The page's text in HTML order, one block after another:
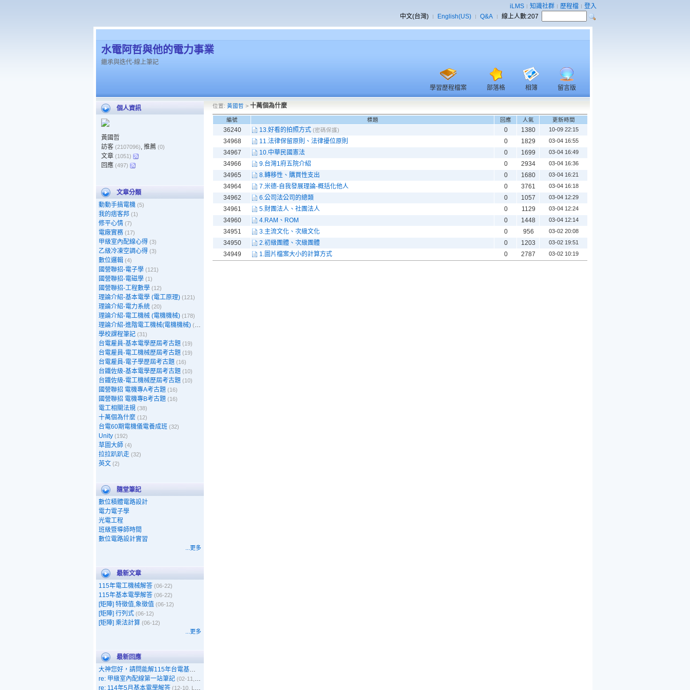
iLMS 知識社群 歷程檔
登入
中文(台灣)
English(US) Q&A 線上人數:207
水電阿哲與他的電力事業
繼承與迭代-線上筆記
學習歷程檔案 部落格 相簿 留言版
個人資訊
黃國哲
訪客 (2107096), 推薦 (0)
文章 (1051)
回應 (497)
文章分類
動動手搞電機 (5)
我的痞客邦 (1)
修平心情 (7)
電廠實務 (17)
甲級室內配線心得 (3)
乙級冷凍空調心得 (3)
數位邏輯 (4)
國營聯招-電子學 (121)
國營聯招-電磁學 (1)
國營聯招-工程數學 (12)
理論介紹-基本電學 (電工原理) (121)
理論介紹-電力系統 (20)
理論介紹-電工機械 (電機機械) (178)
理論介紹-進階電工機械(電機機械) (39)
學校課程筆記 (31)
台電雇員-基本電學歷屆考古題 (19)
台電雇員-電工機械歷屆考古題 (19)
台電雇員-電子學歷屆考古題 (16)
台鐵佐級-基本電學歷屆考古題 (10)
台鐵佐級-電工機械歷屆考古題 (10)
國營聯招 電機專A考古題 (16)
國營聯招 電機專B考古題 (16)
電工相關法規 (38)
十萬個為什麼 (12)
台電60期電機儀電養成班 (32)
Unity (192)
草圖大師 (4)
拉拉趴趴走 (32)
英文 (2)
隨堂筆記
數位積體電路設計
電力電子學
光電工程
班級暨導師時間
數位電路設計實習
...更多
最新文章
115年電工機械解答 (06-22)
115年基本電學解答 (06-22)
[矩陣] 特徵值,象徵值 (06-12)
[矩陣] 行列式 (06-12)
[矩陣] 乘法計算 (06-12)
...更多
最新回應
大神您好，請問能解115年台電基本電學嗎
re: 甲級室內配線第一站筆記 (02-11, 呵呵)
re: 114年5月基本電學解答 (12-10, Leo)
位置: 黃國哲 > 十萬個為什麼
編號 標題 回應 人氣 更新時間
36240 13.好看的拍照方式 (密碼保護) 0 1380 10-09 22:15
34968 11.法律保留原則、法律擾位原則 0 1829 03-04 16:55
34967 10.中華民國憲法 0 1699 03-04 16:49
34966 9.台灣1府五院介紹 0 2934 03-04 16:36
34965 8.轉移性、購買性支出 0 1680 03-04 16:21
34964 7.米德-自我發展理論-概括化他人 0 3761 03-04 16:18
34962 6.公司法公司的總類 0 1057 03-04 12:29
34961 5.財團法人、社團法人 0 1129 03-04 12:24
34960 4.RAM、ROM 0 1448 03-04 12:14
34951 3.主流文化、次級文化 0 956 03-02 20:08
34950 2.初級團體、次級團體 0 1203 03-02 19:51
34949 1.圖片檔案大小的計算方式 0 2787 03-02 10:19